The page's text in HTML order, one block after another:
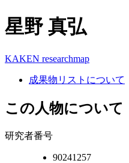
星野 真弘
KAKEN researchmap
成果物リストについて
この人物について
研究者番号
90241257